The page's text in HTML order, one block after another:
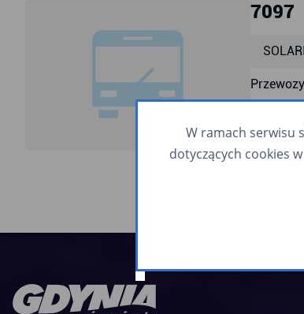
7097
W ramach serwisu
dotyczących cookies